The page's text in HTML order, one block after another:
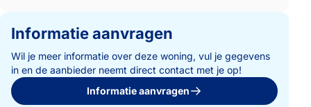
Informatie aanvragen
Wil je meer informatie over deze woning, vul je gegevens
in en de aanbieder neemt direct contact met je op!
Informatie aanvragen